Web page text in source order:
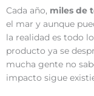
Cada año, miles de
el mar y aunque
la realidad es todo
producto ya se
mucha gente no
impacto sigue